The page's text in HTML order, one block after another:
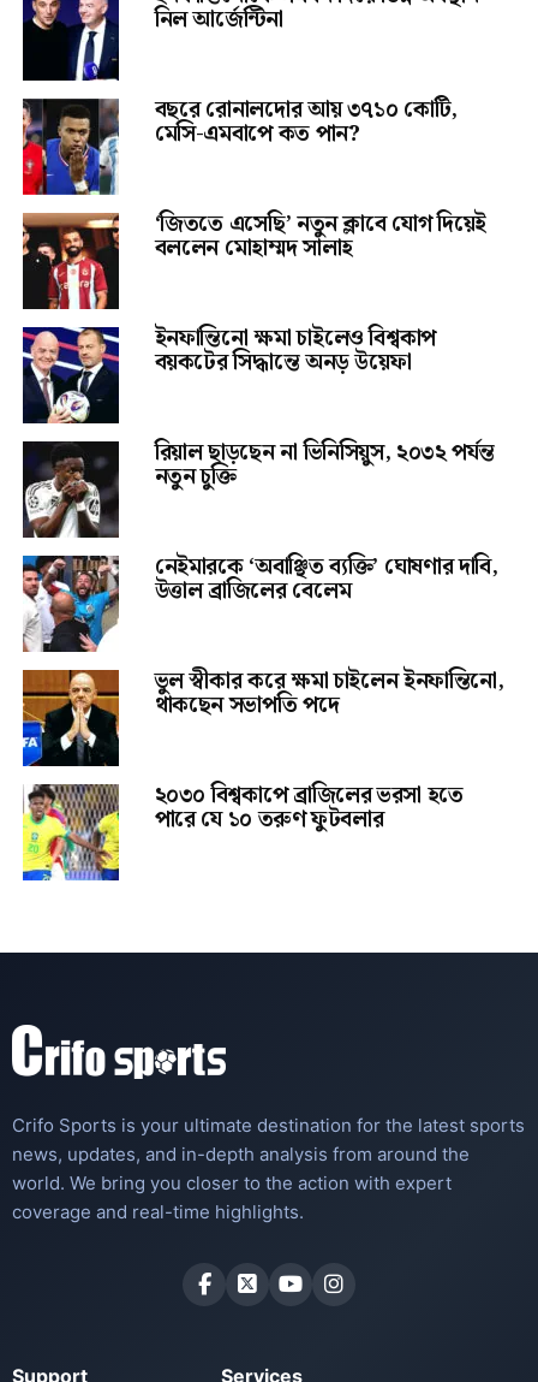
নিল আর্জেন্টিনা
বছরে রোনালদোর আয় ৩৭১০ কোটি,
মেসি-এমবাপে কত পান?
‘জিততে এসেছি’ নতুন ক্লাবে যোগ দিয়েই
বললেন মোহাম্মদ সালাহ
ইনফান্তিনো ক্ষমা চাইলেও বিশ্বকাপ
বয়কটের সিদ্ধান্তে অনড় উয়েফা
রিয়াল ছাড়ছেন না ভিনিসিয়ুস, ২০৩২ পর্যন্ত
নতুন চুক্তি
নেইমারকে ‘অবাঞ্ছিত ব্যক্তি’ ঘোষণার দাবি,
উত্তাল ব্রাজিলের বেলেম
ভুল স্বীকার করে ক্ষমা চাইলেন ইনফান্তিনো,
থাকছেন সভাপতি পদে
২০৩০ বিশ্বকাপে ব্রাজিলের ভরসা হতে
পারে যে ১০ তরুণ ফুটবলার
Crifo Sports is your ultimate destination for the latest sports
news, updates, and in-depth analysis from around the
world. We bring you closer to the action with expert
coverage and real-time highlights.
Support Services